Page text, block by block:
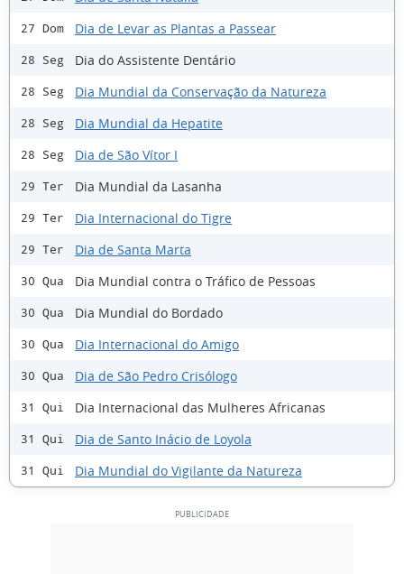
27 Dom Dia de Levar as Plantas a Passear
28 Seg Dia do Assistente Dentário
28 Seg Dia Mundial da Conservação da Natureza
28 Seg Dia Mundial da Hepatite
28 Seg Dia de São Vítor I
29 Ter Dia Mundial da Lasanha
29 Ter Dia Internacional do Tigre
29 Ter Dia de Santa Marta
30 Qua Dia Mundial contra o Tráfico de Pessoas
30 Qua Dia Mundial do Bordado
30 Qua Dia Internacional do Amigo
30 Qua Dia de São Pedro Crisólogo
31 Qui Dia Internacional das Mulheres Africanas
31 Qui Dia de Santo Inácio de Loyola
31 Qui Dia Mundial do Vigilante da Natureza